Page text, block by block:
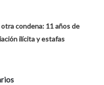
condena: 11 años de
ilícita y estafas